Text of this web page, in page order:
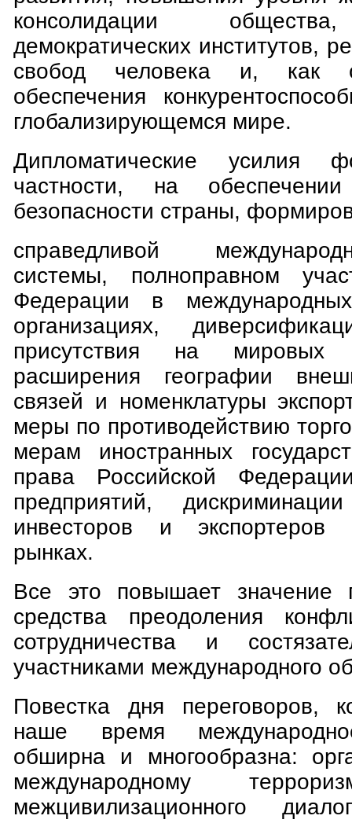
консолидации
демократических институтов,
свобод человека и, как
обеспечения
глобализирующемся мире.
Дипломатические усилия
частности, на обеспечении
безопасности страны,
справедливой
системы, полноправном
Федерации в международных
организациях,
присутствия на мировых
расширения географии
связей и номенклатуры
меры по противодействию
мерам иностранных
права Российской
предприятий,
инвесторов и экспортеров
рынках.
Все это повышает значение
средства преодоления
сотрудничества и
участниками международного
Повестка дня переговоров,
наше время
обширна и многообразна:
международному
межцивилизационного